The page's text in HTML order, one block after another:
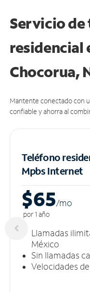
Servicio
residencial
Chocorua,
Mantente conectado con
confiable y ahorra al
Teléfono
MpbsInternet
$65/mo
por 1 año
Llamadas
México
Sin llamadas
Velocidades